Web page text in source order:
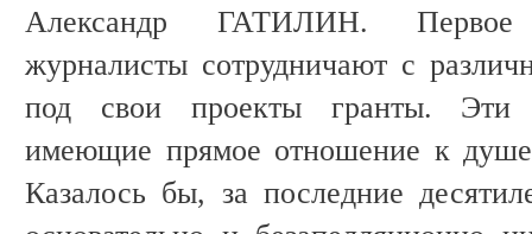
Александр ГАТИЛИН. Первое
журналисты сотрудничают с
под свои проекты гранты. Эти
имеющие прямое отношение к
Казалось бы, за последние